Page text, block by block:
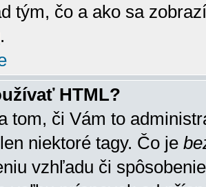
tým, čo a ako sa
.
HTML?
tom, či Vám to
niektoré tagy. Čo je
vzhľadu či